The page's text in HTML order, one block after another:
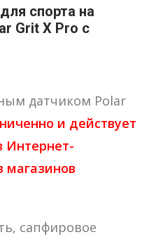
спорта на
Grit X Pro c
датчиком Polar
и действует
Интернет-
магазинов
сапфировое